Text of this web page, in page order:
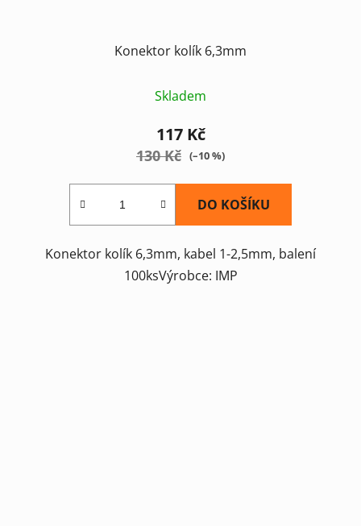
Konektor kolík 6,3mm
Skladem
117 Kč
130 Kč (–10 %)
DO KOŠÍKU
Konektor kolík 6,3mm, kabel 1-2,5mm, balení
100ksVýrobce: IMP